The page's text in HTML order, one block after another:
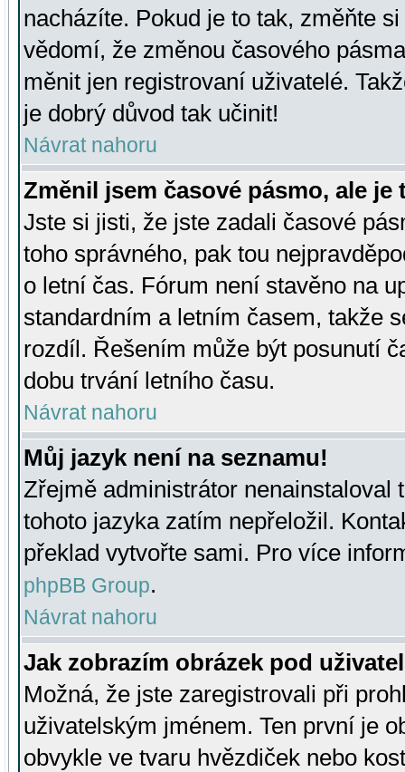
nacházíte. Pokud je to tak, změňte
vědomí, že změnou časového
měnit jen registrovaní uživatelé.
je dobrý důvod tak učinit!
Návrat nahoru
Změnil jsem časové pásmo, ale je
Jste si jisti, že jste zadali časové
toho správného, pak tou
o letní čas. Fórum není stavěno na
standardním a letním časem, takže
rozdíl. Řešením může být posunutí
dobu trvání letního času.
Návrat nahoru
Můj jazyk není na seznamu!
Zřejmě administrátor nenainstaloval
tohoto jazyka zatím nepřeložil.
překlad vytvořte sami. Pro více
phpBB Group.
Návrat nahoru
Jak zobrazím obrázek pod
Možná, že jste zaregistrovali při
uživatelským jménem. Ten první je
obvykle ve tvaru hvězdiček nebo